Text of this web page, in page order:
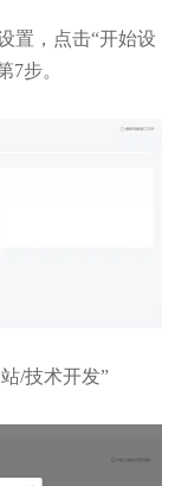
置，点击“开始设
7步。
/技术开发”